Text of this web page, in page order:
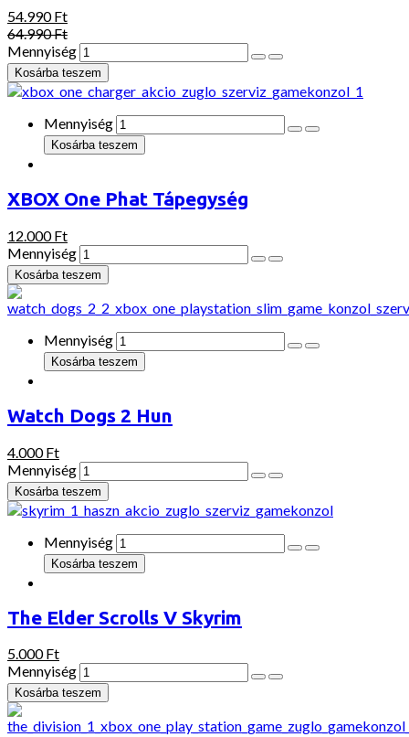
54.990 Ft
64.990 Ft
Mennyiség
Mennyiség
XBOX One Phat Tápegység
12.000 Ft
Mennyiség
Mennyiség
Watch Dogs 2 Hun
4.000 Ft
Mennyiség
Mennyiség
The Elder Scrolls V Skyrim
5.000 Ft
Mennyiség